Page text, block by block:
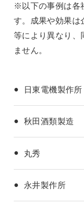
※以下の事例は各
す。成果や効果は
等により異なり、
ません。
日東電機製作所
秋田酒類製造
丸秀
永井製作所